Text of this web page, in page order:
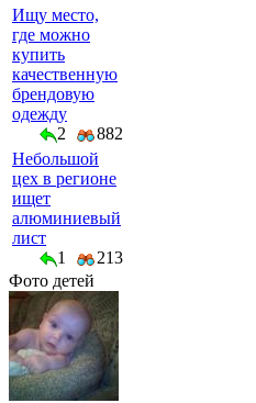
Ищу место,
где можно
купить
качественную
брендовую
одежду
2
882
Небольшой
цех в регионе
ищет
алюминиевый
лист
1
213
Фото детей